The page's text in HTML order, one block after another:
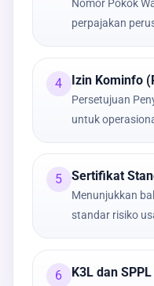
Nomor Pokok
perpajakan
4 Izin Kominfo
Persetujuan
untuk
5 Sertifikat
Menunjukkan
standar risiko
6 K3L dan SPPL